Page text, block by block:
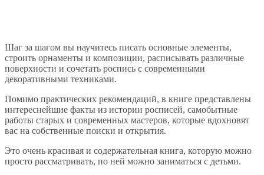
Шаг за шагом вы научитесь писать основные элементы,
строить орнаменты и композиции, расписывать различные
поверхности и сочетать роспись с современными
декоративными техниками.
Помимо практических рекомендаций, в книге представлены
интереснейшие факты из истории росписей, самобытные
работы старых и современных мастеров, которые вдохновят
вас на собственные поиски и открытия.
Это очень красивая и содержательная книга, которую можно
просто рассматривать, по ней можно заниматься с детьми.